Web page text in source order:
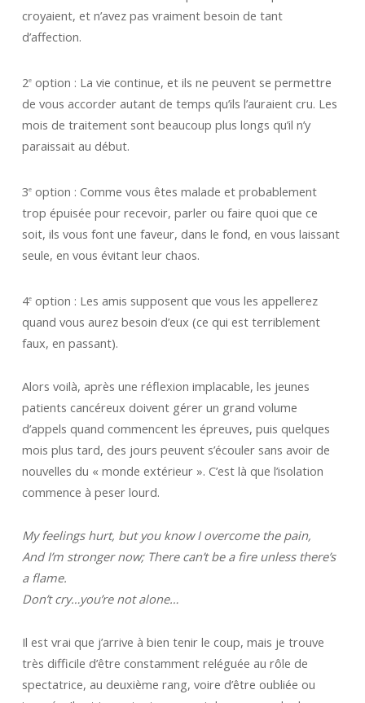
croyaient, et n’avez pas vraiment besoin de tant
d’affection.
2eoption : La vie continue, et ils ne peuvent se permettre
de vous accorder autant de temps qu’ils l’auraient cru. Les
mois de traitement sont beaucoup plus longs qu’il n’y
paraissait au début.
3eoption : Comme vous êtes malade et probablement
trop épuisée pour recevoir, parler ou faire quoi que ce
soit, ils vous font une faveur, dans le fond, en vous laissant
seule, en vous évitant leur chaos.
4eoption : Les amis supposent que vous les appellerez
quand vous aurez besoin d’eux (ce qui est terriblement
faux, en passant).
Alors voilà, après une réflexion implacable, les jeunes
patients cancéreux doivent gérer un grand volume
d’appels quand commencent les épreuves, puis quelques
mois plus tard, des jours peuvent s’écouler sans avoir de
nouvelles du « monde extérieur ». C’est là que l’isolation
commence à peser lourd.
My feelings hurt, but you know I overcome the pain,
And I’m stronger now; There can’t be a fire unless there’s
a flame.
Don’t cry…you’re not alone…
Il est vrai que j’arrive à bien tenir le coup, mais je trouve
très difficile d’être constamment reléguée au rôle de
spectatrice, au deuxième rang, voire d’être oubliée ou